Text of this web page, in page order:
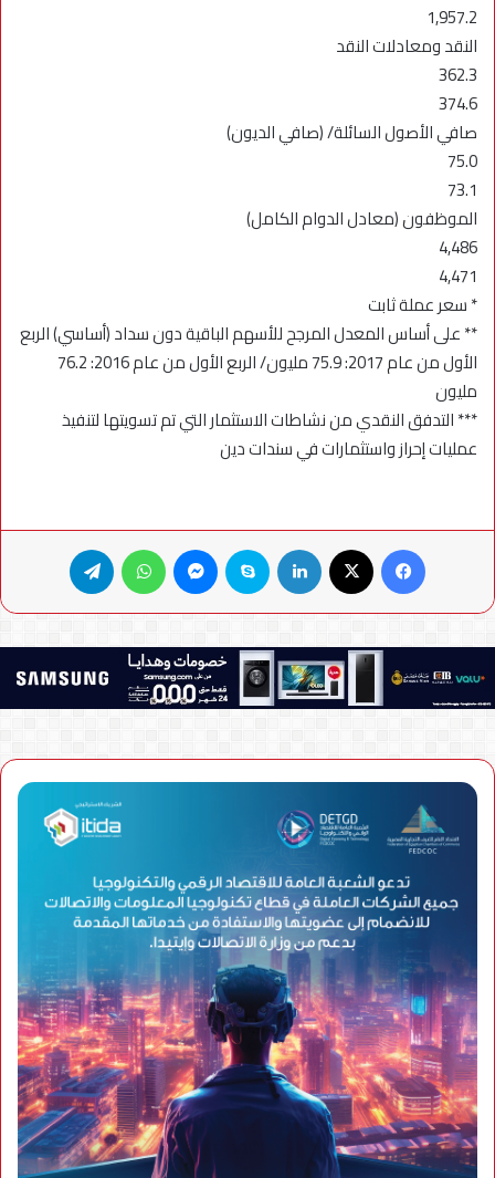
1,957.2
النقد ومعادلات النقد
362.3
374.6
صافي الأصول السائلة/ (صافي الديون)
75.0
73.1
الموظفون (معادل الدوام الكامل)
4,486
4,471
* سعر عملة ثابت
** على أساس المعدل المرجح للأسهم الباقية دون سداد (أساسي) الربع
الأول من عام 2017: 75.9 مليون/ الربع الأول من عام 2016: 76.2
مليون
*** التدفق النقدي من نشاطات الاستثمار التي تم تسويتها لتنفيذ
عمليات إحراز واستثمارات في سندات دين
فيسبوك لينكدإن سكايب ماسنجر واتساب